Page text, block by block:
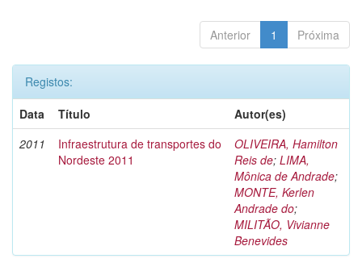
Anterior 1 Próxima
Registos:
Data
Título
Autor(es)
2011
Infraestrutura de transportes do
Nordeste 2011
OLIVEIRA, Hamilton
Reis de; LIMA,
Mônica de Andrade;
MONTE, Kerlen
Andrade do;
MILITÃO, Vivianne
Benevides